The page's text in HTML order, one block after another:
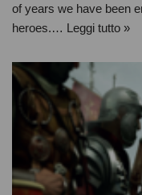
of years we have been
heroes.… Leggi tutto »